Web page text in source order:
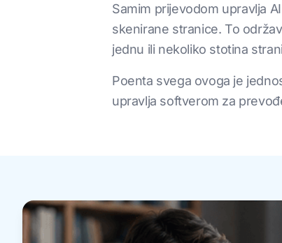
Samim prijevodom upravlja
skenirane stranice. To
jednu ili nekoliko stotina
Poenta svega ovoga je
upravlja softverom za